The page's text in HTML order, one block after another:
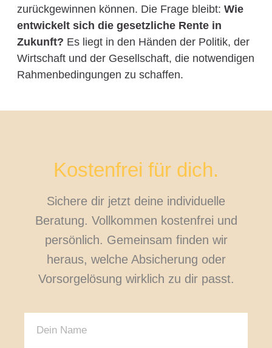
zurückgewinnen können. Die Frage bleibt: Wie
entwickelt sich die gesetzliche Rente in
Zukunft? Es liegt in den Händen der Politik, der
Wirtschaft und der Gesellschaft, die notwendigen
Rahmenbedingungen zu schaffen.
Kostenfrei für dich.
Sichere dir jetzt deine individuelle
Beratung. Vollkommen kostenfrei und
persönlich. Gemeinsam finden wir
heraus, welche Absicherung oder
Vorsorgelösung wirklich zu dir passt.